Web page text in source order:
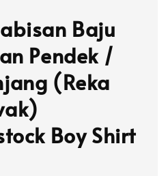
Baju
Pendek /
(Reka
Boy Shirt